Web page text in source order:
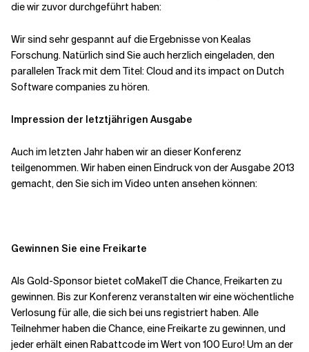
die wir zuvor durchgeführt haben:
Wir sind sehr gespannt auf die Ergebnisse von Kealas
Forschung. Natürlich sind Sie auch herzlich eingeladen, den
parallelen Track mit dem Titel: Cloud and its impact on Dutch
Software companies zu hören.
Impression der letztjährigen Ausgabe
Auch im letzten Jahr haben wir an dieser Konferenz
teilgenommen. Wir haben einen Eindruck von der Ausgabe 2013
gemacht, den Sie sich im Video unten ansehen können:
Gewinnen Sie eine Freikarte
Als Gold-Sponsor bietet coMakeIT die Chance, Freikarten zu
gewinnen. Bis zur Konferenz veranstalten wir eine wöchentliche
Verlosung für alle, die sich bei uns registriert haben. Alle
Teilnehmer haben die Chance, eine Freikarte zu gewinnen, und
jeder erhält einen Rabattcode im Wert von 100 Euro! Um an der